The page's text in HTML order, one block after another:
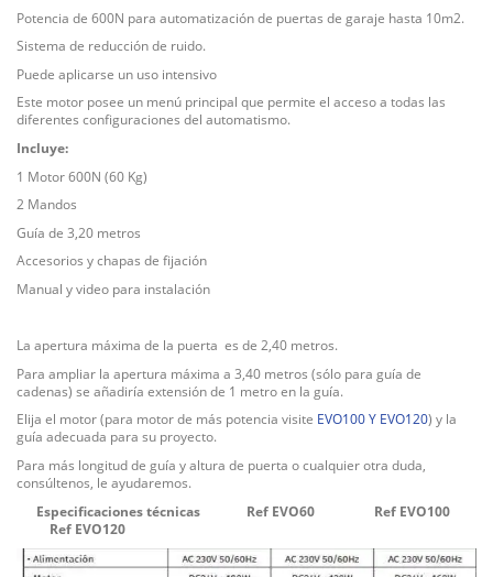
Potencia de 600N para automatización de puertas de garaje hasta 10m2.
Sistema de reducción de ruido.
Puede aplicarse un uso intensivo
Este motor posee un menú principal que permite el acceso a todas las
diferentes configuraciones del automatismo.
Incluye:
1 Motor 600N (60 Kg)
2 Mandos
Guía de 3,20 metros
Accesorios y chapas de fijación
Manual y video para instalación
La apertura máxima de la puerta es de 2,40 metros.
Para ampliar la apertura máxima a 3,40 metros (sólo para guía de
cadenas) se añadiría extensión de 1 metro en la guía.
Elija el motor (para motor de más potencia visite EVO100Y EVO120) y la
guía adecuada para su proyecto.
Para más longitud de guía y altura de puerta o cualquier otra duda,
consúltenos, le ayudaremos.
Especificaciones técnicas Ref EVO60 Ref EVO100
Ref EVO120